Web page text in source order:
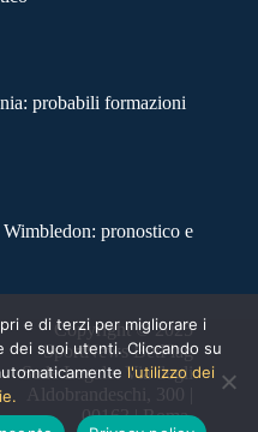
probabili formazioni
pronostico e
Copyright © 2025
SportNews BetFlag
Sede Legale: Via degli
Aldobrandeschi, 300 |
00163 | Roma
e di terzi per migliorare i
dei suoi utenti. Cliccando su
l'utilizzo dei